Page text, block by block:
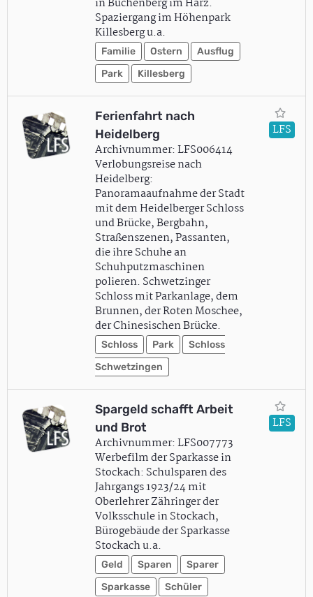
in Büchenberg im Harz.
Spaziergang im Höhenpark
Killesberg u.a.
Familie Ostern
Ausflug
Park
Killesberg
Ferienfahrt nach
Heidelberg
Archivnummer: LFS006414
Verlobungsreise nach
Heidelberg:
Panoramaaufnahme der Stadt
mit dem Heidelberger Schloss
und Brücke, Bergbahn,
Straßenszenen, Passanten,
die ihre Schuhe an
Schuhputzmaschinen
polieren. Schwetzinger
Schloss mit Parkanlage, dem
Brunnen, der Roten Moschee,
der Chinesischen Brücke.
Schloss Park
Schloss
Schwetzingen
LFS
Spargeld schafft Arbeit
und Brot
Archivnummer: LFS007773
Werbefilm der Sparkasse in
Stockach: Schulsparen des
Jahrgangs 1923/24 mit
Oberlehrer Zähringer der
Volksschule in Stockach,
Bürogebäude der Sparkasse
Stockach u.a.
Geld Sparen
Sparer
Sparkasse
Schüler
LFS